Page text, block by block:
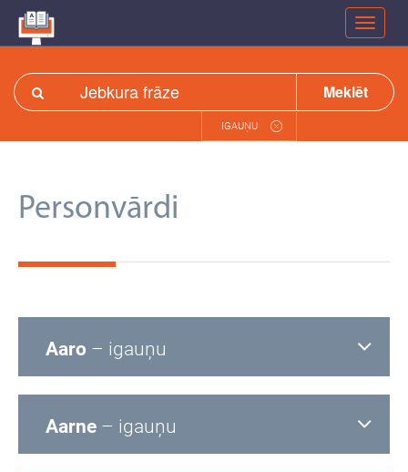
IGAUŅU
Meklēt
Personvārdi
Aaro – igauņu
Aarne – igauņu